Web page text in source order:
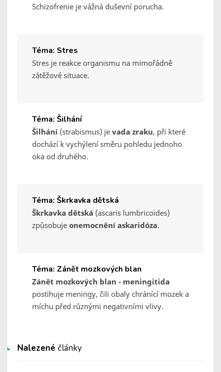
Schizofrenie je vážná duševní porucha.
Téma: Stres
Stres je reakce organismu na mimořádně
zátěžové situace.
Téma: Šilhání
Šilhání (strabismus) je vada zraku, při které
dochází k vychýlení směru pohledu jednoho
oka od druhého.
Téma: Škrkavka dětská
Škrkavka dětská (ascaris lumbricoides)
způsobuje onemocnění askaridóza.
Téma: Zánět mozkových blan
Zánět mozkových blan - meningitida
postihuje meningy, čili obaly chránící mozek a
míchu před různými negativními vlivy.
Nalezené články